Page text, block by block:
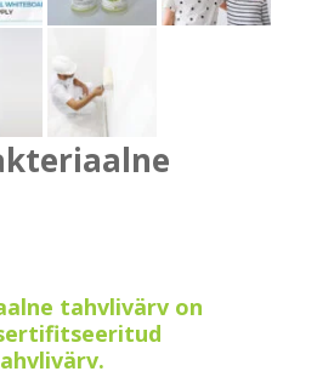
tahvlivärv on